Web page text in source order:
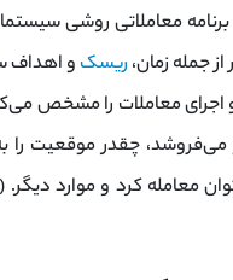
جمله زمان، ریسک و اهداف
چقدر موقعیت را
معامله کرد و موارد